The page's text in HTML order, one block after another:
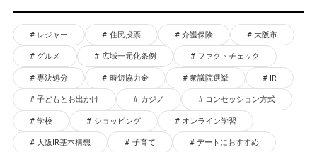
レジャー 住民投票 介護保険 大阪市
グルメ 広域一元化条例 ファクトチェック
専決処分 時短協力金 衆議院選挙 IR
子どもとお出かけ カジノ コンセッション方式
学校 ショッピング オンライン学習
大阪IR基本構想 子育て デートにおすすめ